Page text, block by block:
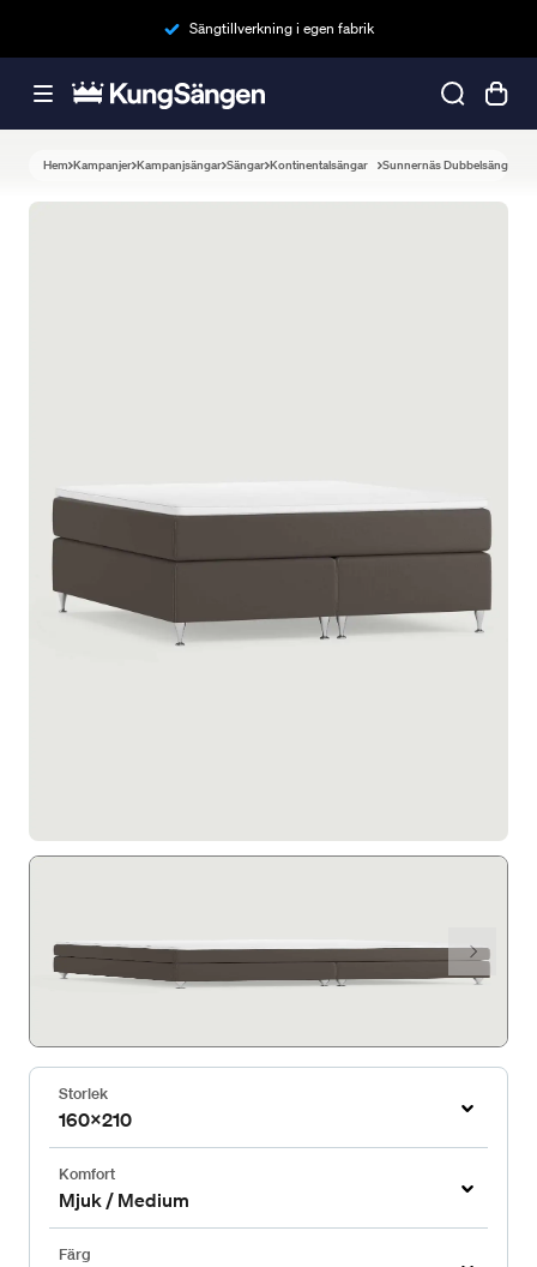
Sängtillverkning i egen fabrik
Hem Kampanjer Kampanjsängar Sängar Kontinentalsängar Sunnernäs Dubbelsäng
Storlek
160x210
Komfort
Mjuk / Medium
Färg